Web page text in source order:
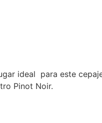
ideal para este
Pinot Noir.